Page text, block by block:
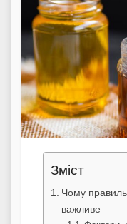
Зміст
Чому
важливе